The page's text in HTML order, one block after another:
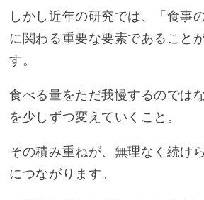
しかし近年の研究では、「食事
に関わる重要な要素であること
す。
食べる量をただ我慢するのでは
を少しずつ変えていくこと。
その積み重ねが、無理なく続け
につながります。